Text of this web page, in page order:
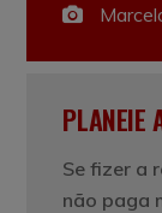
PLANEIE
Se fizer a
não paga